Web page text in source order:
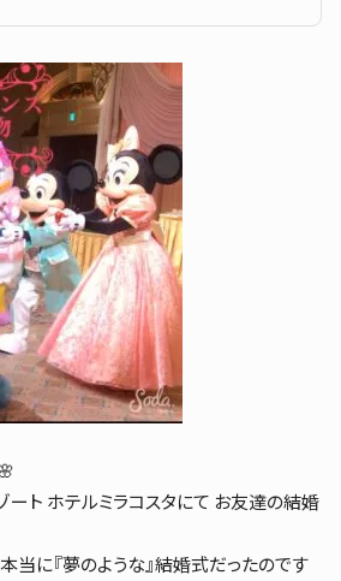
ート ホテルミラコスタにて お友達の結婚
当に『夢のような』結婚式だったのです